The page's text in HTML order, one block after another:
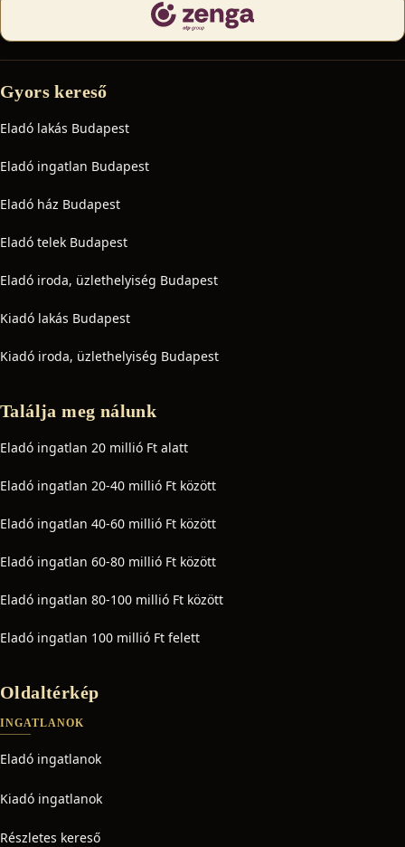
Gyors kereső
Eladó lakás Budapest
Eladó ingatlan Budapest
Eladó ház Budapest
Eladó telek Budapest
Eladó iroda, üzlethelyiség Budapest
Kiadó lakás Budapest
Kiadó iroda, üzlethelyiség Budapest
Találja meg nálunk
Eladó ingatlan 20 millió Ft alatt
Eladó ingatlan 20-40 millió Ft között
Eladó ingatlan 40-60 millió Ft között
Eladó ingatlan 60-80 millió Ft között
Eladó ingatlan 80-100 millió Ft között
Eladó ingatlan 100 millió Ft felett
Oldaltérkép
INGATLANOK
Eladó ingatlanok
Kiadó ingatlanok
Részletes kereső